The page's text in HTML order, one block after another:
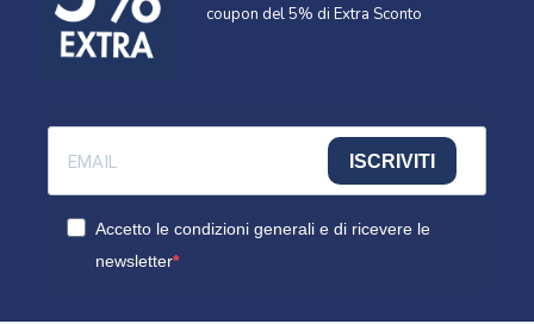
coupon del 5% di Extra Sconto
ISCRIVITI
Accetto le condizioni generali e di ricevere le
newsletter